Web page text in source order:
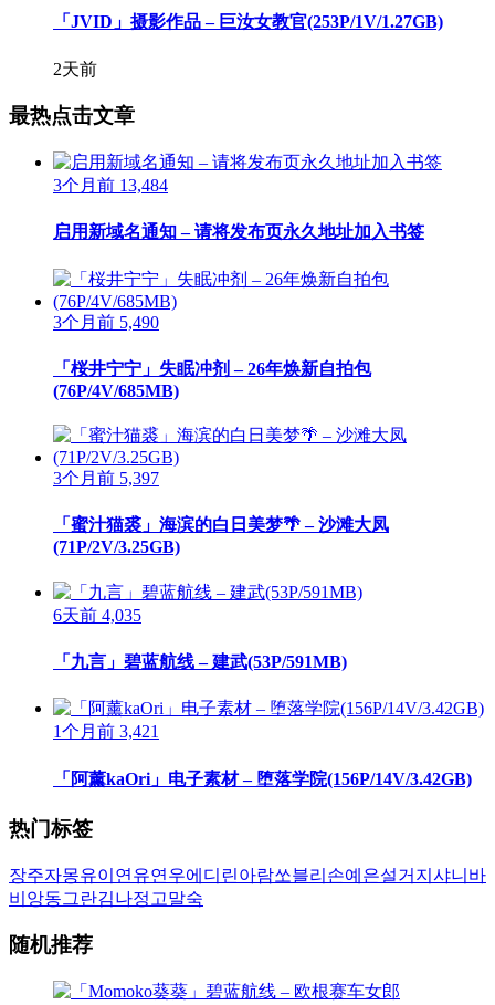
「JVID」摄影作品 – 巨汝女教官(253P/1V/1.27GB)
2天前
最热点击文章
3个月前 13,484
启用新域名通知 – 请将发布页永久地址加入书签
3个月前 5,490
「桜井宁宁」失眠冲剂 – 26年焕新自拍包
(76P/4V/685MB)
3个月前 5,397
「蜜汁猫裘」海滨的白日美梦🌴 – 沙滩大凤
(71P/2V/3.25GB)
6天前 4,035
「九言」碧蓝航线 – 建武(53P/591MB)
1个月前 3,421
「阿薰kaOri」电子素材 – 堕落学院(156P/14V/3.42GB)
热门标签
장주자몽유이 연유연우에디린아람쏘블리 손예은설거지 샤니 바
비앙동그란김나정 고말숙
随机推荐